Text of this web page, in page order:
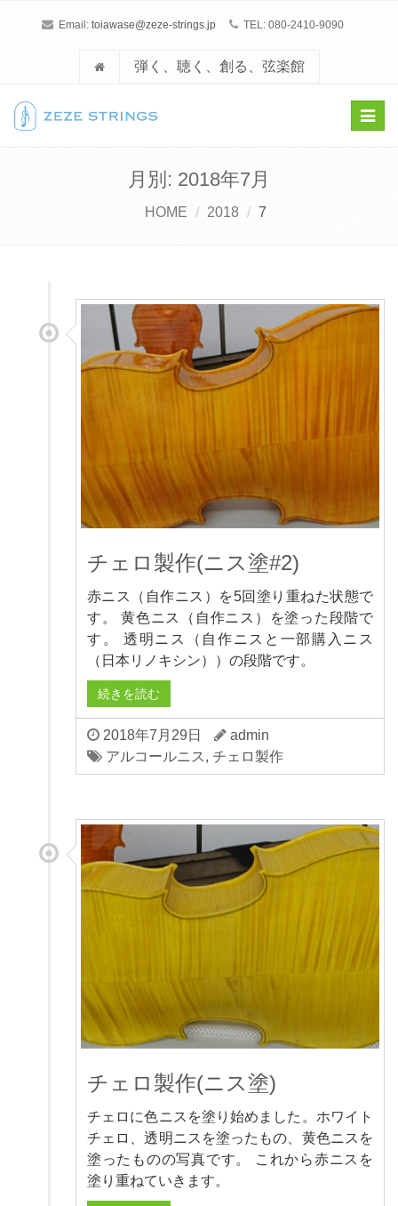
Email: toiawase@zeze-strings.jp TEL: 080-2410-9090
弾く、聴く、創る、弦楽館
月別: 2018年7月
HOME 2018 7
チェロ製作(ニス塗#2)
赤ニス（自作ニス）を5回塗り重ねた状態で
す。 黄色ニス（自作ニス）を塗った段階で
す。 透明ニス（自作ニスと一部購入ニス
（日本リノキシン））の段階です。
続きを読む
2018年7月29日
admin
アルコールニス , チェロ製作
チェロ製作(ニス塗)
チェロに色ニスを塗り始めました。ホワイト
チェロ、透明ニスを塗ったもの、黄色ニスを
塗ったものの写真です。 これから赤ニスを
塗り重ねていきます。